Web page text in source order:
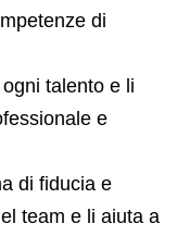
di
talento e li
e
di fiducia e
team e li aiuta a